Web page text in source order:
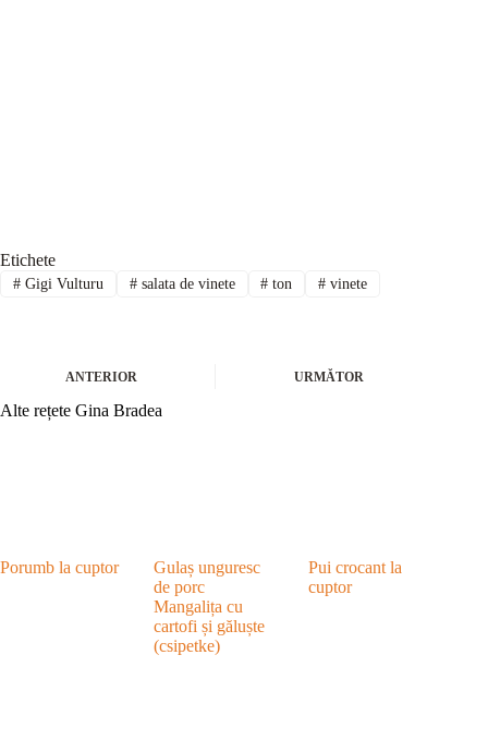
Etichete
#Gigi Vulturu #salata de vinete # ton # vinete
ANTERIOR URMĂTOR
Alte rețete Gina Bradea
Porumb la cuptor
Gulaș unguresc
de porc
Mangalița cu
cartofi și găluște
(csipetke)
Pui crocant la
cuptor